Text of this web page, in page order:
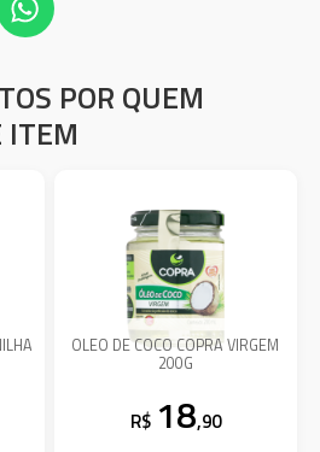
POR QUEM
ITEM
OLEO DE COCO COPRA VIRGEM
200G
R$ 18,90